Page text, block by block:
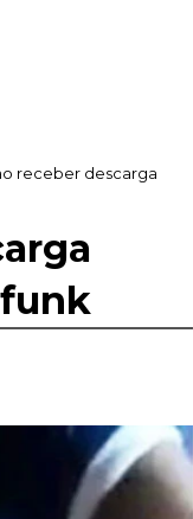
receber descarga